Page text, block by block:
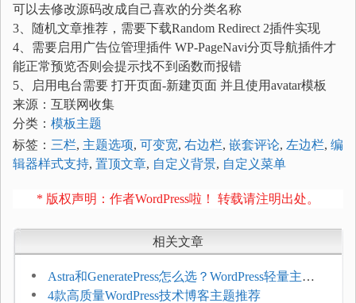
可以去修改源码改成自己喜欢的分类名称
3、随机文章推荐，需要下载Random Redirect 2插件实现
4、需要启用广告位管理插件 WP-PageNavi分页导航插件才
能正常预览否则会提示找不到函数而报错
5、启用电台需要 打开页面-新建页面 并且使用avatar模板
来源：互联网收集
分类： 模板主题
标签： 三栏, 主题选项, 可变宽, 右边栏, 嵌套评论, 左边栏, 编
辑器样式支持, 置顶文章, 自定义背景, 自定义菜单
* 版权声明：作者WordPress啦！ 转载请注明出处。
相关文章
Astra和GeneratePress怎么选？WordPress轻量主题
选型维度
4款高质量WordPress技术博客主题推荐